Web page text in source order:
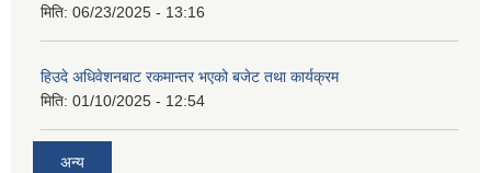
मिति: 06/23/2025 - 13:16
हिउदे अधिवेशनबाट रकमान्तर भएको बजेट तथा कार्यक्रम
मिति: 01/10/2025 - 12:54
अन्य